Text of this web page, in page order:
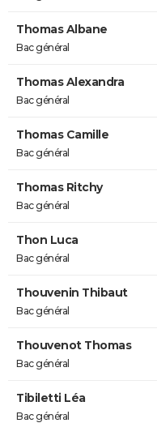
Thomas Albane
Bac général
Thomas Alexandra
Bac général
Thomas Camille
Bac général
Thomas Ritchy
Bac général
Thon Luca
Bac général
Thouvenin Thibaut
Bac général
Thouvenot Thomas
Bac général
Tibiletti Léa
Bac général